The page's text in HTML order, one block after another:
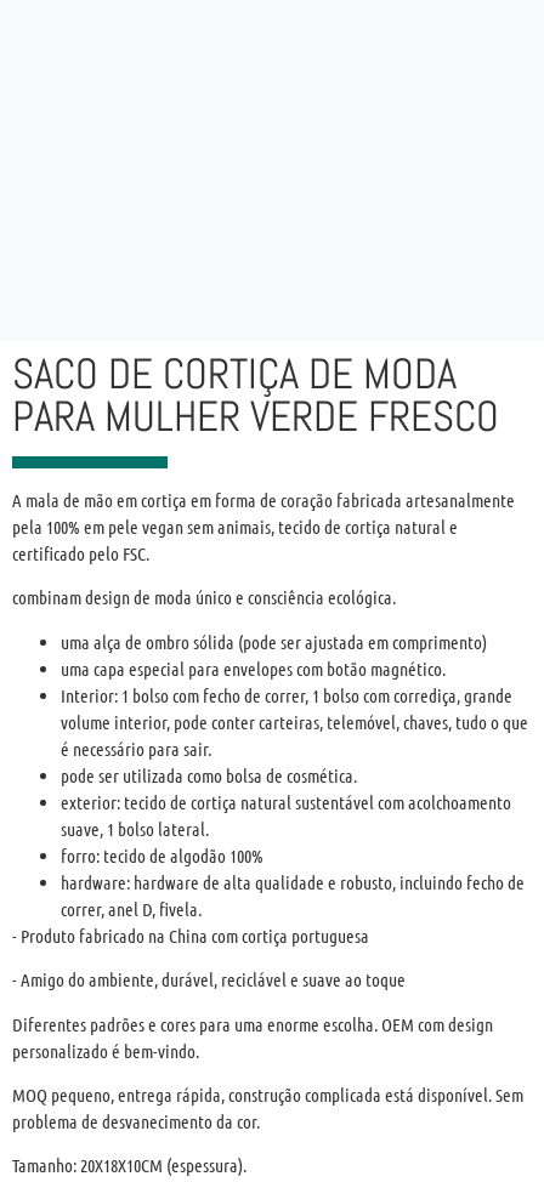
SACO DE CORTIÇA DE MODA
PARA MULHER VERDE FRESCO
A mala de mão em cortiça em forma de coração fabricada artesanalmente
pela 100% em pele vegan sem animais, tecido de cortiça natural e
certificado pelo FSC.
combinam design de moda único e consciência ecológica.
uma alça de ombro sólida (pode ser ajustada em comprimento)
uma capa especial para envelopes com botão magnético.
Interior: 1 bolso com fecho de correr, 1 bolso com corrediça, grande
volume interior, pode conter carteiras, telemóvel, chaves, tudo o que
é necessário para sair.
pode ser utilizada como bolsa de cosmética.
exterior: tecido de cortiça natural sustentável com acolchoamento
suave, 1 bolso lateral.
forro: tecido de algodão 100%
hardware: hardware de alta qualidade e robusto, incluindo fecho de
correr, anel D, fivela.
- Produto fabricado na China com cortiça portuguesa
- Amigo do ambiente, durável, reciclável e suave ao toque
Diferentes padrões e cores para uma enorme escolha. OEM com design
personalizado é bem-vindo.
MOQ pequeno, entrega rápida, construção complicada está disponível. Sem
problema de desvanecimento da cor.
Tamanho: 20X18X10CM (espessura).